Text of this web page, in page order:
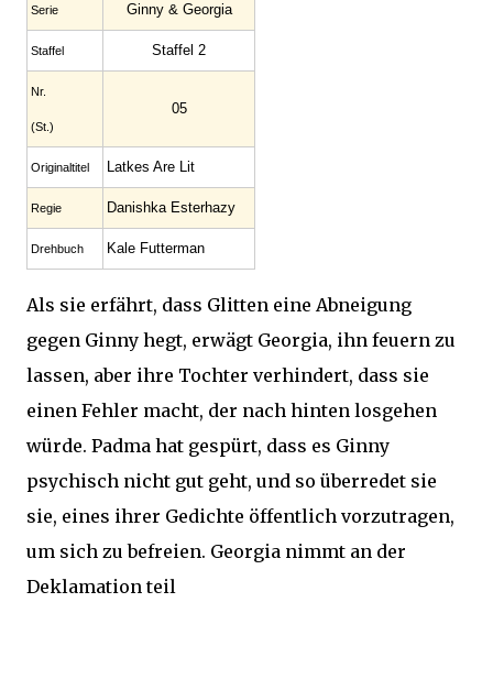
Serie Ginny & Georgia
Staffel Staffel 2
Nr.
(St.)
05
Original­titel Latkes Are Lit
Regie Danishka Esterhazy
Drehbuch Kale Futterman
Als sie erfährt, dass Glitten eine Abneigung
gegen Ginny hegt, erwägt Georgia, ihn feuern zu
lassen, aber ihre Tochter verhindert, dass sie
einen Fehler macht, der nach hinten losgehen
würde. Padma hat gespürt, dass es Ginny
psychisch nicht gut geht, und so überredet sie
sie, eines ihrer Gedichte öffentlich vorzutragen,
um sich zu befreien. Georgia nimmt an der
Deklamation teil